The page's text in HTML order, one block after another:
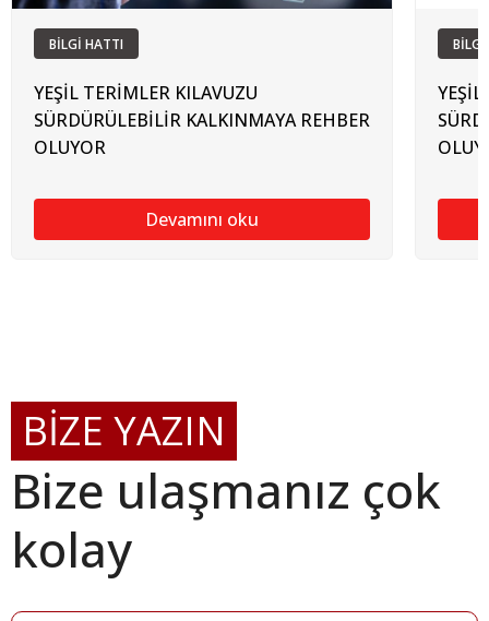
BİLGİ HATTI
YEŞİL TERİMLER KILAVUZU
SÜRDÜRÜLEBİLİR KALKINMAYA REHBER
OLUYOR
Devamını oku
BİZE YAZIN
Bize ulaşmanız çok
kolay